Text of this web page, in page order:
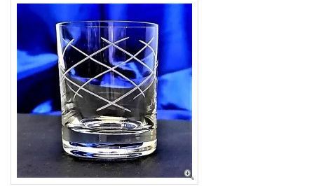
MALOOBCHOD LUŽICKÉ SKLO
DOPRAVA - PLATBA
HODNOCENÍ Z HEURÉKY
OBCHODNÍ PODMÍNKY, REKLAMAČNÍ ŘÁD I FORMULÁŘ
ESHOP